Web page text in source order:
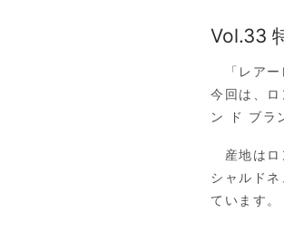
Vol.33
「レアー
今回は、
ン ド ブラ
産地はロ
シャルド
ています。